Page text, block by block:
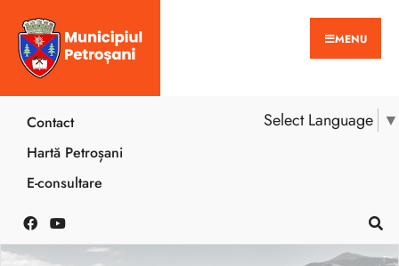
MENU
Select Language ▼
Contact
Hartă Petroșani
E-consultare